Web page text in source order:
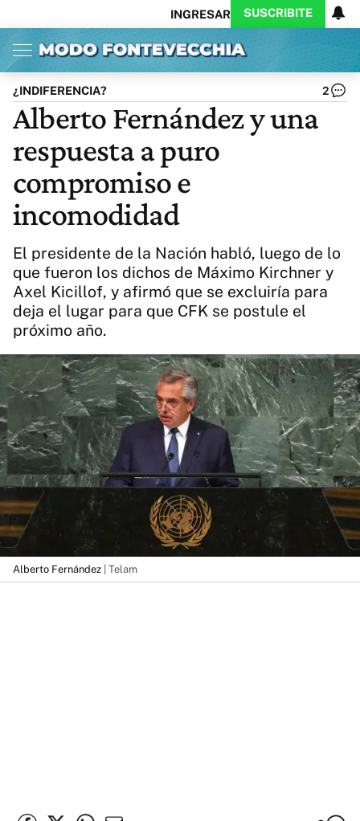
INGRESAR SUSCRIBITE
Inicio Ahora
Opinión
Política
Ciencia
Cultura
Arte
Educación
Deportes
CARAS
Exitoina
Videos
Córdoba
Business
Noticias
Diario del Juicio
Actualidad
¿INDIFERENCIA? 2
Alberto Fernández y una
respuesta a puro
compromiso e
incomodidad
El presidente de la Nación habló, luego de lo
que fueron los dichos de Máximo Kirchner y
Axel Kicillof, y afirmó que se excluiría para
deja el lugar para que CFK se postule el
próximo año.
Alberto Fernández | Telam